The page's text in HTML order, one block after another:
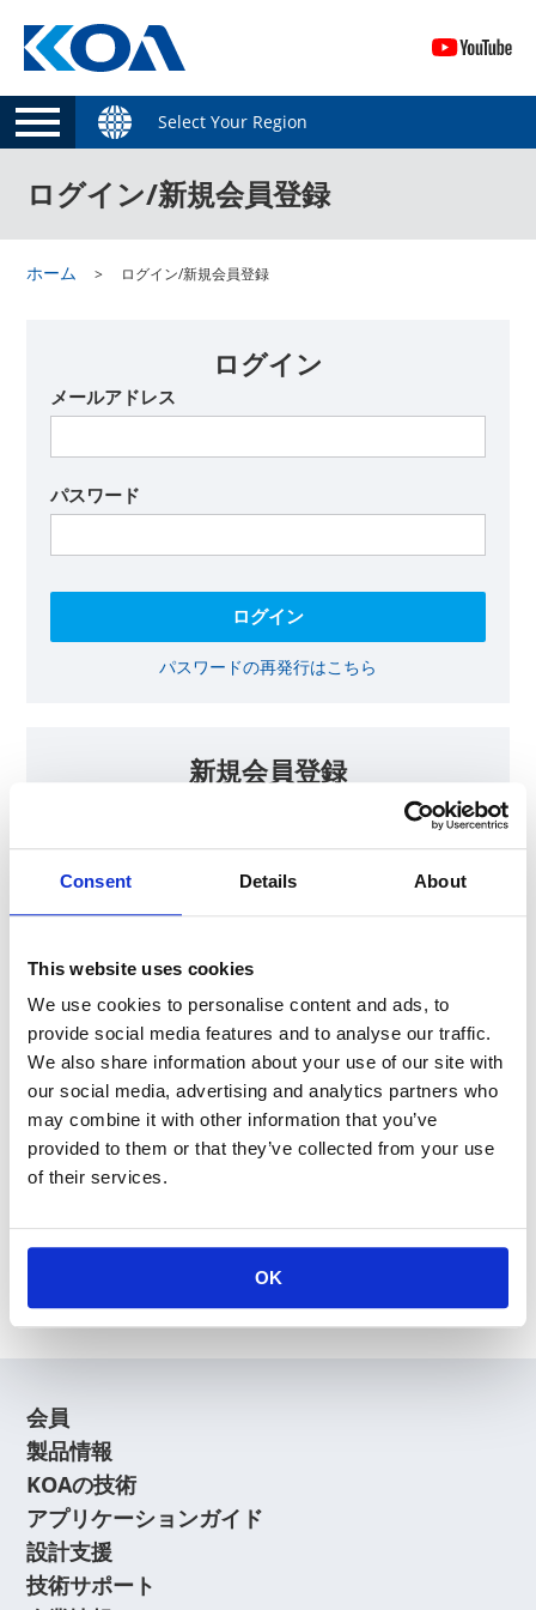
Consent Details About
This website uses cookies
We use cookies to personalise content and ads, to
provide social media features and to analyse our traffic.
We also share information about your use of our site with
our social media, advertising and analytics partners who
may combine it with other information that you’ve
provided to them or that they’ve collected from your use
of their services.
OK
Select Your Region
ログイン/新規会員登録
ホーム ログイン/新規会員登録
ログイン
メールアドレス
パスワード
パスワードの再発行はこちら
新規会員登録
KOAの会員ページでは、回路設計等に​お役立ていただける最新情報
をご提供しております。​会員登録いただいた方には、各種ご案内を
メールにてお届けいたします。
【会員限定コンテンツ】
抵抗器 温度分布シミュレータ
最新技術セミナー動画・資料
KOA Thermal Design Technology
会員登録に関するよくあるご質問はこちら
会員
製品情報
KOAの技術
アプリケーションガイド
設計支援
技術サポート